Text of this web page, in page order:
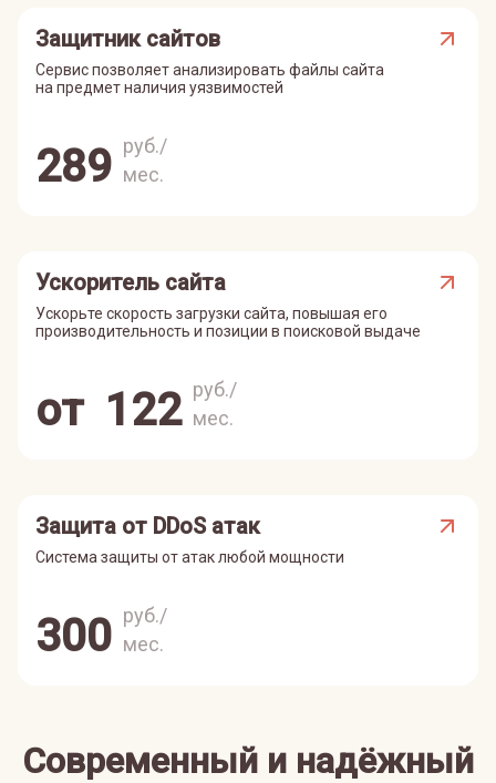
Защитник сайтов
Сервис позволяет анализировать файлы сайта
на предмет наличия уязвимостей
289 руб./
мес.
Ускоритель сайта
Ускорьте скорость загрузки сайта, повышая его
производительность и позиции в поисковой выдаче
от 122 руб./
мес.
Защита от DDoS атак
Система защиты от атак любой мощности
300 руб./
мес.
Современный и надёжный